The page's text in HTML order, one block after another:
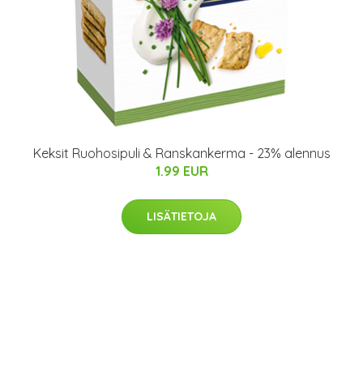
Keksit Ruohosipuli & Ranskankerma - 23% alennus
1.99 EUR
LISÄTIETOJA